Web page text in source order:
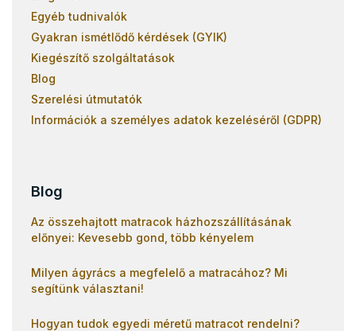
Egyéb tudnivalók
Gyakran ismétlődő kérdések (GYIK)
Kiegészítő szolgáltatások
Blog
Szerelési útmutatók
Információk a személyes adatok kezeléséről (GDPR)
Blog
Az összehajtott matracok házhozszállításának
előnyei: Kevesebb gond, több kényelem
Milyen ágyrács a megfelelő a matracához? Mi
segítünk választani!
Hogyan tudok egyedi méretű matracot rendelni?